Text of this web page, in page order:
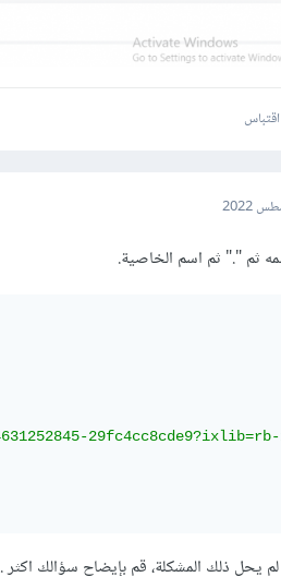
اقتباس
ثم "." ثم اسم الخاصية.
29fc4cc8cde9?ixlib=rb-
يحل ذلك المشكلة، قم بإيضاح سؤالك اكثر .